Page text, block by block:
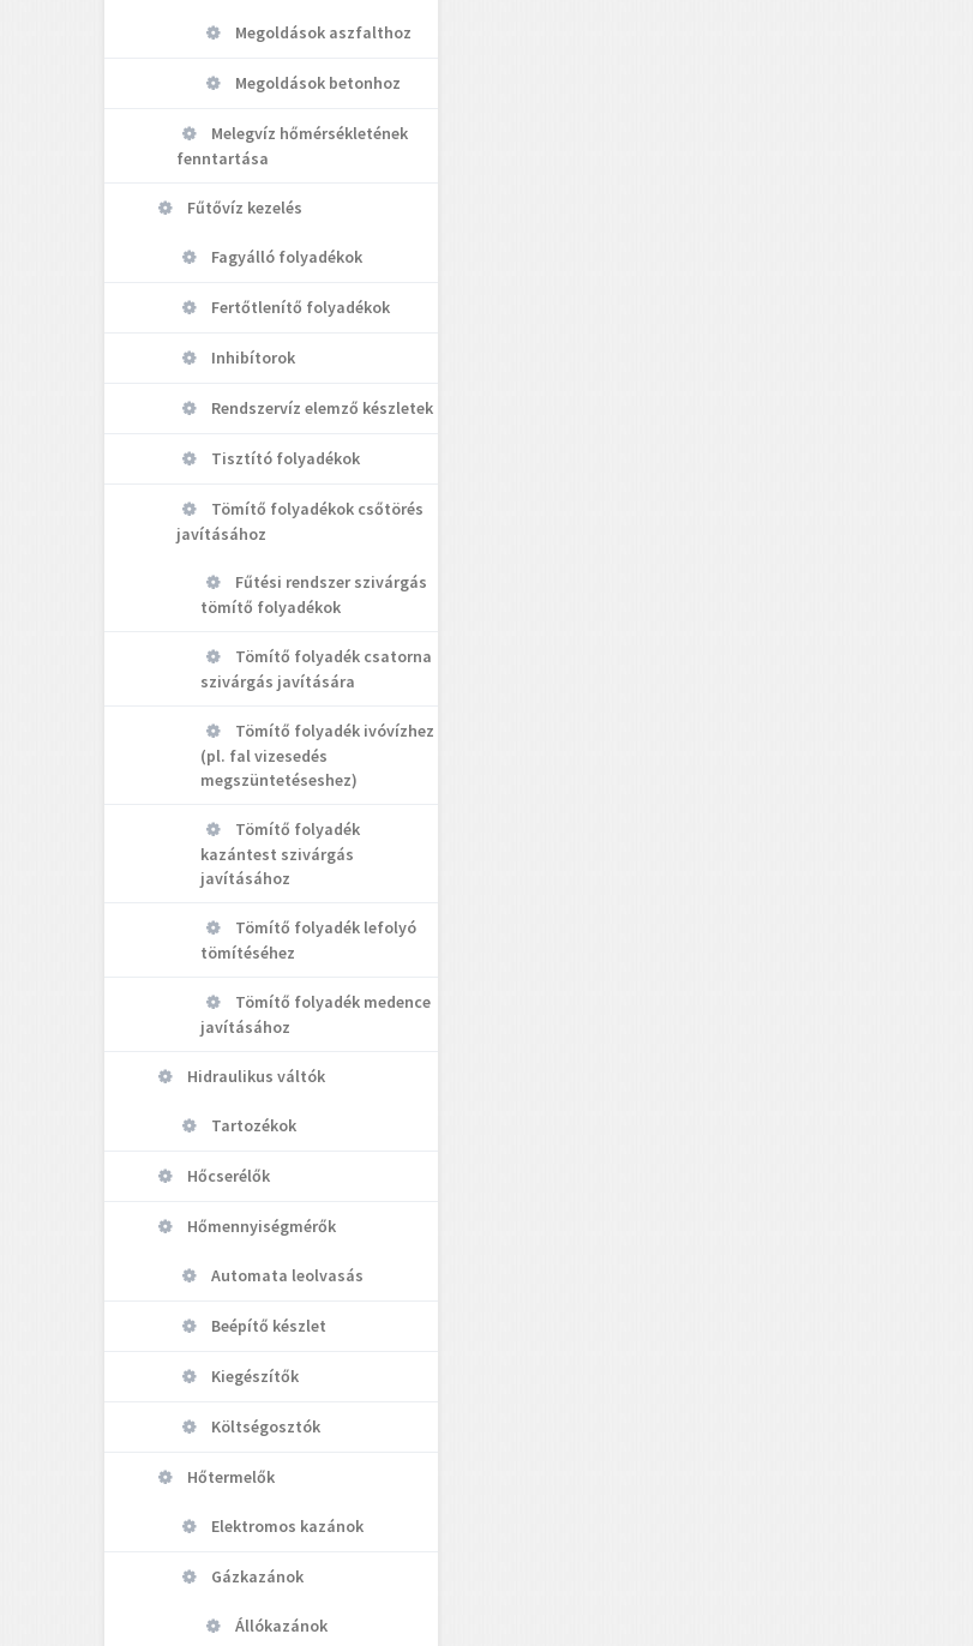
Megoldások aszfalthoz
Megoldások betonhoz
Melegvíz hőmérsékletének
fenntartása
Fűtővíz kezelés
Fagyálló folyadékok
Fertőtlenítő folyadékok
Inhibítorok
Rendszervíz elemző készletek
Tisztító folyadékok
Tömítő folyadékok csőtörés
javításához
Fűtési rendszer szivárgás
tömítő folyadékok
Tömítő folyadék csatorna
szivárgás javítására
Tömítő folyadék ivóvízhez
(pl. fal vizesedés
megszüntetéseshez)
Tömítő folyadék
kazántest szivárgás
javításához
Tömítő folyadék lefolyó
tömítéséhez
Tömítő folyadék medence
javításához
Hidraulikus váltók
Tartozékok
Hőcserélők
Hőmennyiségmérők
Automata leolvasás
Beépítő készlet
Kiegészítők
Költségosztók
Hőtermelők
Elektromos kazánok
Gázkazánok
Állókazánok